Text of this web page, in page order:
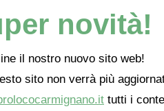
novità!
il nostro nuovo sito web!
sito non verrà più
tutti i